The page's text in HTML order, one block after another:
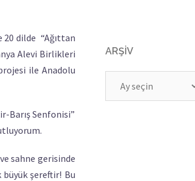
20 dilde “Ağıttan
Alevi Birlikleri
ile Anadolu
Barış Senfonisi”
sahne gerisinde
şereftir! Bu
ARŞIV